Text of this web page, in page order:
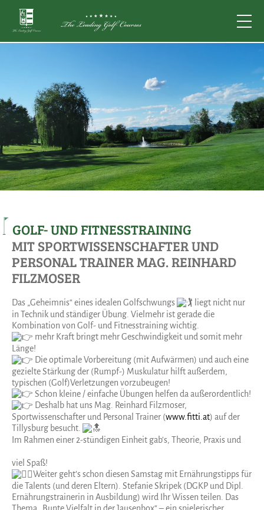
GOLF- UND FITNESSTRAINING
MIT SPORTWISSENSCHAFTER UND
PERSONAL TRAINER MAG. REINHARD
FILZMOSER
Das „Geheimnis“ eines idealen Golfschwungs
liegt nicht nur
in Technik und ständiger Übung. Vielmehr ist gerade die
Kombination von Golf- und Fitnesstraining wichtig.
mehr Kraft bringt mehr Geschwindigkeit und somit mehr
Länge!
Die optimale Vorbereitung (mit Aufwärmen) und auch eine
gezielte Stärkung der (Rumpf-) Muskulatur hilft außerdem,
typischen (Golf)Verletzungen vorzubeugen!
Schon kleine / einfache Übungen helfen da außerordentlich!
Deshalb hat uns Mag. Reinhard Filzmoser,
Sportwissenschafter und Personal Trainer (www.fitti.at) auf der
Tillysburg besucht.
Im Rahmen einer 2-stündigen Einheit gab’s, Theorie, Praxis und
viel Spaß!
Weiter geht’s schon diesen Samstag mit Ernährungstipps für
die Talents (und deren Eltern). Stefanie Skripek (DGKP und Dipl.
Ernährungstrainerin in Ausbildung) wird Ihr Wissen teilen. Das